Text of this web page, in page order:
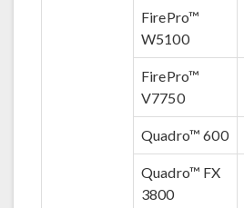
FirePro™
W5100
FirePro™
V7750
Quadro™ 600
Quadro™ FX
3800